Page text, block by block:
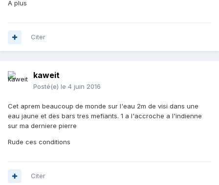
A plus
Citer
kaweit
Posté(e) le 4 juin 2016
Cet aprem beaucoup de monde sur l'eau 2m de visi dans une
eau jaune et des bars tres mefiants. 1 a l'accroche a l'indienne
sur ma derniere pierre
Rude ces conditions
Citer